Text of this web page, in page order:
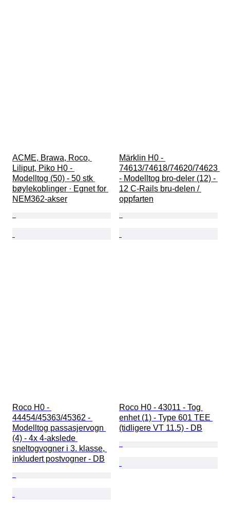
ACME, Brawa, Roco,
Liliput, Piko H0 -
Modelltog (50) - 50 stk
bøylekoblinger · Egnet for
NEM362-akser
Märklin H0 -
74613/74618/74620/74623
- Modelltog bro-deler (12) -
12 C-Rails bru-delen /
oppfarten
Roco H0 -
44454/45363/45362 -
Modelltog passasjervogn
(4) - 4x 4-akslede
sneltogvogner i 3. klasse,
inkludert postvogner - DB
Roco H0 - 43011 - Tog
enhet (1) - Type 601 TEE
(tidligere VT 11.5) - DB